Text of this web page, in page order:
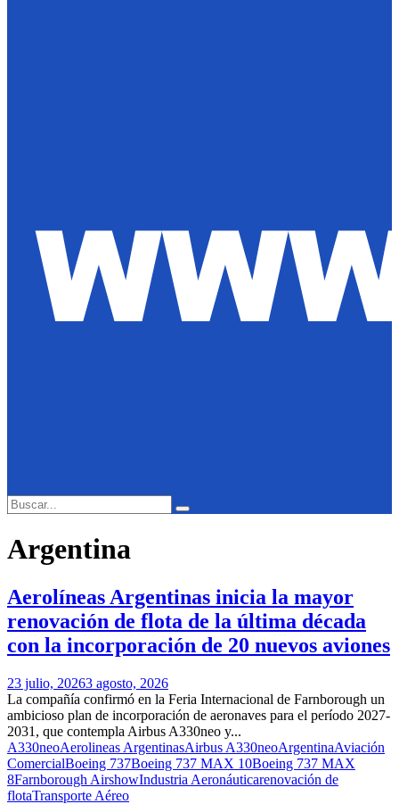
Search
for:
Search
Argentina
Aerolíneas Argentinas inicia la mayor
renovación de flota de la última década
con la incorporación de 20 nuevos aviones
23 julio, 20263 agosto, 2026
La compañía confirmó en la Feria Internacional de Farnborough un
ambicioso plan de incorporación de aeronaves para el período 2027-
2031, que contempla Airbus A330neo y...
A330neoAerolineas ArgentinasAirbus A330neoArgentinaAviación
ComercialBoeing 737Boeing 737 MAX 10Boeing 737 MAX
8Farnborough AirshowIndustria Aeronáuticarenovación de
flotaTransporte Aéreo